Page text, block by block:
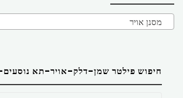
מסנן אויר
חיפוש פילטר שמן-דלק-אויר-תא נוסעים-